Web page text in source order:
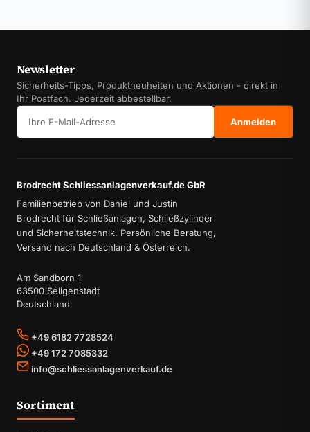
Newsletter
Sicherheits-Tipps, Produktneuheiten und Aktionen - direkt in
Ihr Postfach. Jederzeit abbestellbar.
Anmelden
Brodrecht Schliessanlagenverkauf.de GbR
Familienbetrieb von Daniel und Justin
Brodrecht für Schließanlagen, Schließzylinder
und Sicherheitstechnik. Persönliche Beratung,
Versand nach Deutschland & Österreich.
Am Sandborn 1
63500 Seligenstadt
Deutschland
+49 6182 7728524
+49 172 7085332
info@schliessanlagenverkauf.de
Sortiment